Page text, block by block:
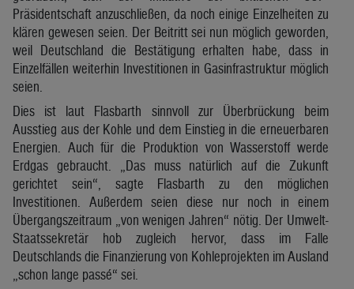
Präsidentschaft anzuschließen, da noch einige Einzelheiten zu
klären gewesen seien. Der Beitritt sei nun möglich geworden,
weil Deutschland die Bestätigung erhalten habe, dass in
Einzelfällen weiterhin Investitionen in Gasinfrastruktur möglich
seien.
Dies ist laut Flasbarth sinnvoll zur Überbrückung beim
Ausstieg aus der Kohle und dem Einstieg in die erneuerbaren
Energien. Auch für die Produktion von Wasserstoff werde
Erdgas gebraucht. „Das muss natürlich auf die Zukunft
gerichtet sein“, sagte Flasbarth zu den möglichen
Investitionen. Außerdem seien diese nur noch in einem
Übergangszeitraum „von wenigen Jahren“ nötig. Der Umwelt-
Staatssekretär hob zugleich hervor, dass im Falle
Deutschlands die Finanzierung von Kohleprojekten im Ausland
„schon lange passé“ sei.